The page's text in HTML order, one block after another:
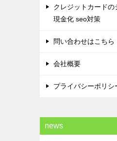
クレジットカードの
現金化 seo対策
問い合わせはこちら
会社概要
プライバシーポリシ
news